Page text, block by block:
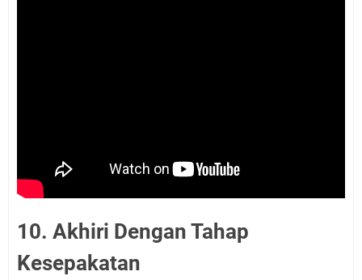
10. Akhiri Dengan Tahap
Kesepakatan